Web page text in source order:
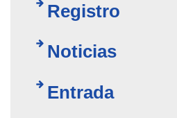
Registro
Noticias
Entrada